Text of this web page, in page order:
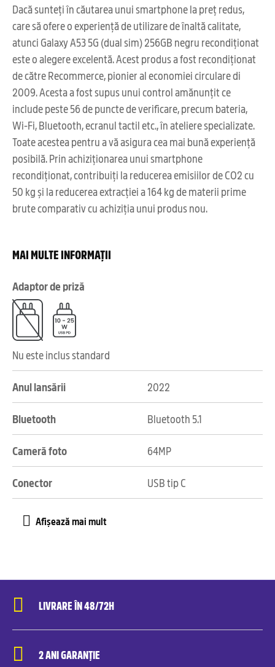
Dacă sunteți în căutarea unui smartphone la preț redus,
care să ofere o experiență de utilizare de înaltă calitate,
atunci Galaxy A53 5G (dual sim) 256GB negru recondiționat
este o alegere excelentă. Acest produs a fost recondiționat
de către Recommerce, pionier al economiei circulare di
2009. Acesta a fost supus unui control amănunțit ce
include peste 56 de puncte de verificare, precum bateria,
Wi-Fi, Bluetooth, ecranul tactil etc., în ateliere specializate.
Toate acestea pentru a vă asigura cea mai bună experiență
posibilă. Prin achiziționarea unui smartphone
recondiționat, contribuiți la reducerea emisiilor de CO2 cu
50 kg și la reducerea extracției a 164 kg de materii prime
brute comparativ cu achiziția unui produs nou.
MAI MULTE INFORMAȚII
Adaptor de priză
Nu este inclus standard
Anul lansării 2022
Bluetooth Bluetooth 5.1
Cameră foto 64MP
Conector USB tip C
LIVRARE ÎN 48/72H
2 ANI GARANȚIE